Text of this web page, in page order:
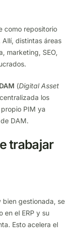
como repositorio
distintas áreas
marketing, SEO,
DAM (Digital Asset
los
PIM ya
DAM.
trabajar
bien gestionada, se
en el ERP y su
Esto acelera el